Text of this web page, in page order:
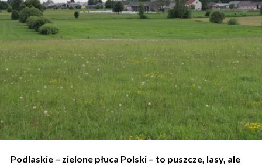
Podlaskie – zielone płuca Polski – to puszcze, lasy, ale